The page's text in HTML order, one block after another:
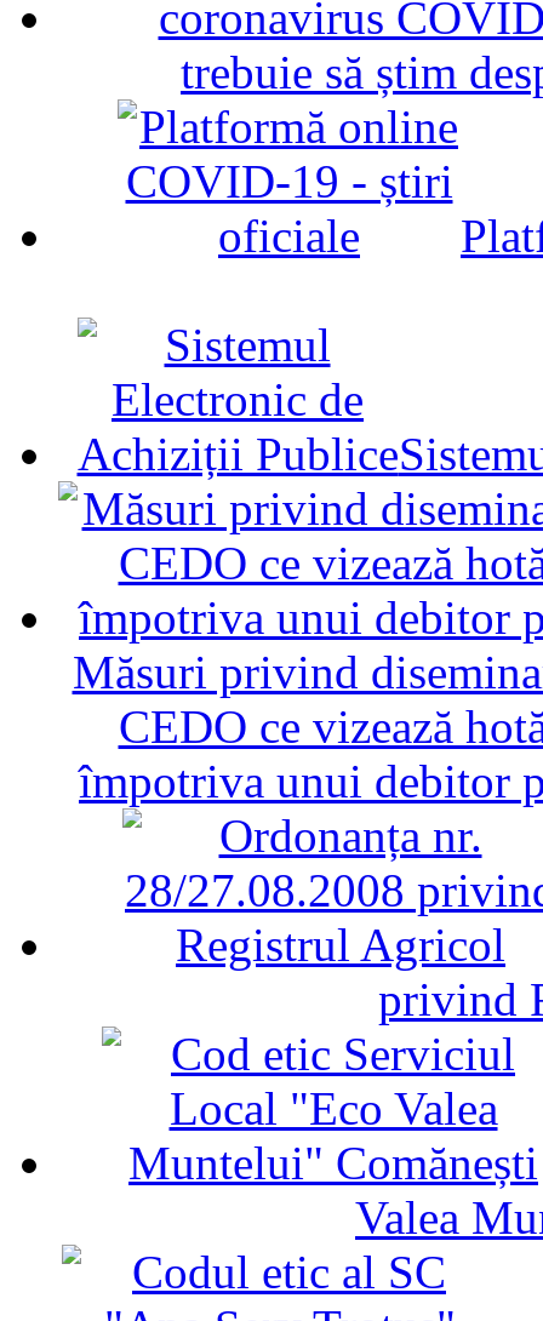
trebuie să știm
Măsuri privind
CEDO ce vizează
împotriva unui debitor
privind
Valea